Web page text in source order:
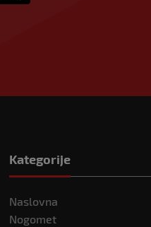
Kategorije
Naslovna
Nogomet